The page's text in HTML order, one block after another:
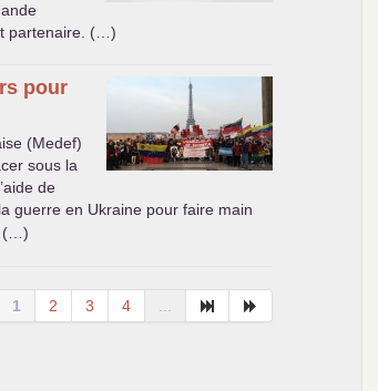
partenaire. (…)
pour
(Medef)
sous la
de
guerre en Ukraine pour faire main
(…)
1 2 3 4